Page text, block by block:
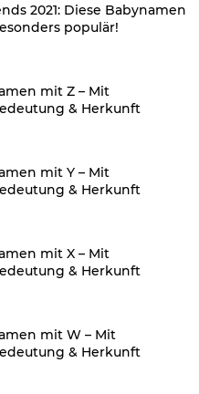
2021: Diese Babynamen
populär!
mit Z – Mit
& Herkunft
mit Y – Mit
& Herkunft
mit X – Mit
& Herkunft
mit W – Mit
& Herkunft